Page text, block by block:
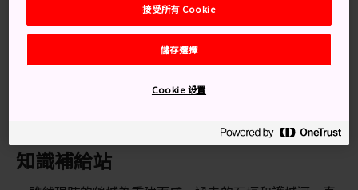
交通方式
從會津若松站可選擇乘坐巴士、騎單車或步行前往鶴城。
從東京出發，乘搭 JR 東北新幹線到郡山，然後轉乘電車
坐巴士到黑川北口巴士站。
知識補給站
接受所有 Cookie
儲存選擇
Cookie 设置